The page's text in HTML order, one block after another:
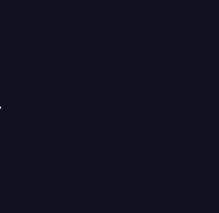
función integrada
permiten.
de mensajes a